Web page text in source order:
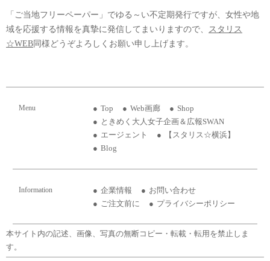
「ご当地フリーペーパー」でゆる～い不定期発行ですが、女性や地
域を応援する情報を真摯に発信してまいりますので、
スタリス
☆WEB 同様どうぞよろしくお願い申し上げます。
Menu Top Web画廊
Shop
ときめく大人女子企画＆広報SWAN
エージェント
【スタリス☆横浜】
Blog
Information 企業情報
お問い合わせ
ご注文前に
プライバシーポリシー
本サイト内の記述、画像、写真の無断コピー・転載・転用を禁止しま
す。